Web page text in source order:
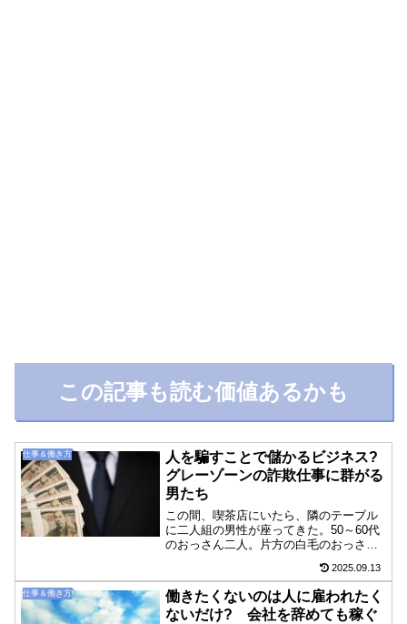
この記事も読む価値あるかも
仕事＆働き方
人を騙すことで儲かるビジネス?
グレーゾーンの詐欺仕事に群がる
男たち
この間、喫茶店にいたら、隣のテーブル
に二人組の男性が座ってきた。50～60代
のおっさん二人。片方の白毛のおっさん
いる。反転したDの文字とWの文字が入っ
ていた。ダニエルウェリントンだっけ。
20代とかくらいの...
2025.09.13
仕事＆働き方
働きたくないのは人に雇われたく
ないだけ? 会社を辞めても稼ぐ